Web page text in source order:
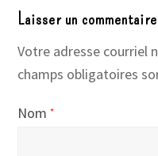
Laisser un commentaire
Votre adresse courriel
champs obligatoires
Nom*